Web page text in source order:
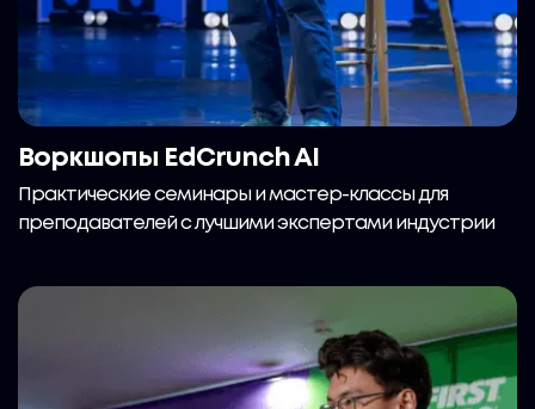
Воркшопы EdCrunch AI
Практические семинары и мастер-классы для
преподавателей с лучшими экспертами индустрии